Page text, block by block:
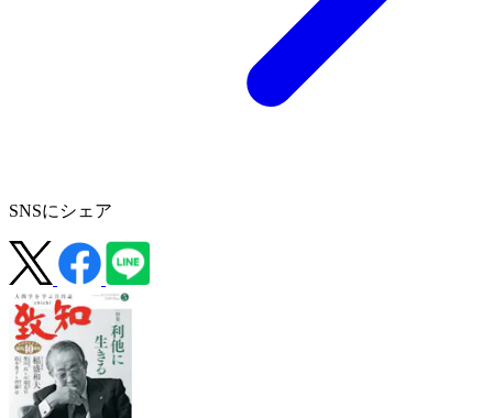
SNSにシェア